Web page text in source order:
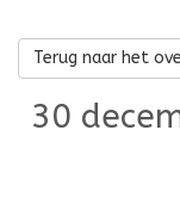
Terug naar het
30